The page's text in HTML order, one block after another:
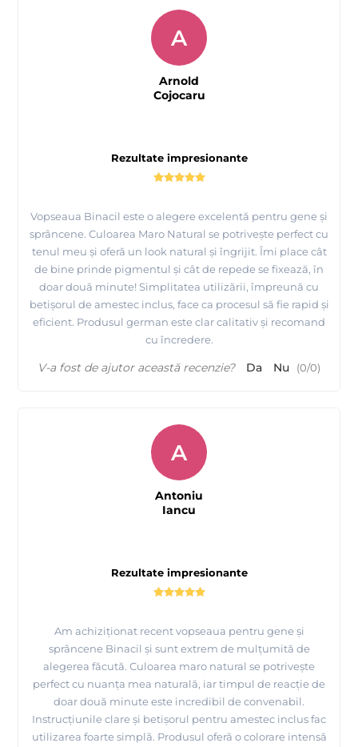
Rezultate impresionante
Vopseaua Binacil este o alegere excelentă pentru gene și
sprâncene. Culoarea Maro Natural se potrivește perfect cu
tenul meu și oferă un look natural și îngrijit. Îmi place cât
de bine prinde pigmentul și cât de repede se fixează, în
doar două minute! Simplitatea utilizării, împreună cu
betișorul de amestec inclus, face ca procesul să fie rapid și
eficient. Produsul german este clar calitativ și recomand
cu încredere.
A
Arnold
Cojocaru
V-a fost de ajutor această recenzie? Da Nu (0/0)
Rezultate impresionante
Am achiziționat recent vopseaua pentru gene și
sprâncene Binacil și sunt extrem de mulțumită de
alegerea făcută. Culoarea maro natural se potrivește
perfect cu nuanța mea naturală, iar timpul de reacție de
doar două minute este incredibil de convenabil.
Instrucțiunile clare și betișorul pentru amestec inclus fac
utilizarea foarte simplă. Produsul oferă o colorare intensă
A
Antoniu
Iancu